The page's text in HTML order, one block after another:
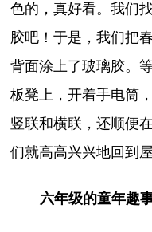
色的，真好看。我们
胶吧！于是，我们把
背面涂上了玻璃胶。
板凳上，开着手电筒
竖联和横联，还顺便
们就高高兴兴地回到
六年级的童年趣